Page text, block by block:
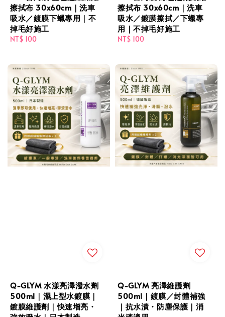
擦拭布 30x60cm｜洗車
吸水／鍍膜下蠟專用｜不
掉毛好施工
Regular
NT$ 100
擦拭布 30x60cm｜洗車
吸水／鍍膜擦拭／下蠟專
用｜不掉毛好施工
Regular
NT$ 100
Q-GLYM 水漾亮澤潑水劑
500ml｜濕上型水鍍膜｜
鍍膜維護劑｜快速增亮・
Q-GLYM 亮澤維護劑
500ml｜鍍膜／封體補強
｜抗水漬・防塵保護｜消